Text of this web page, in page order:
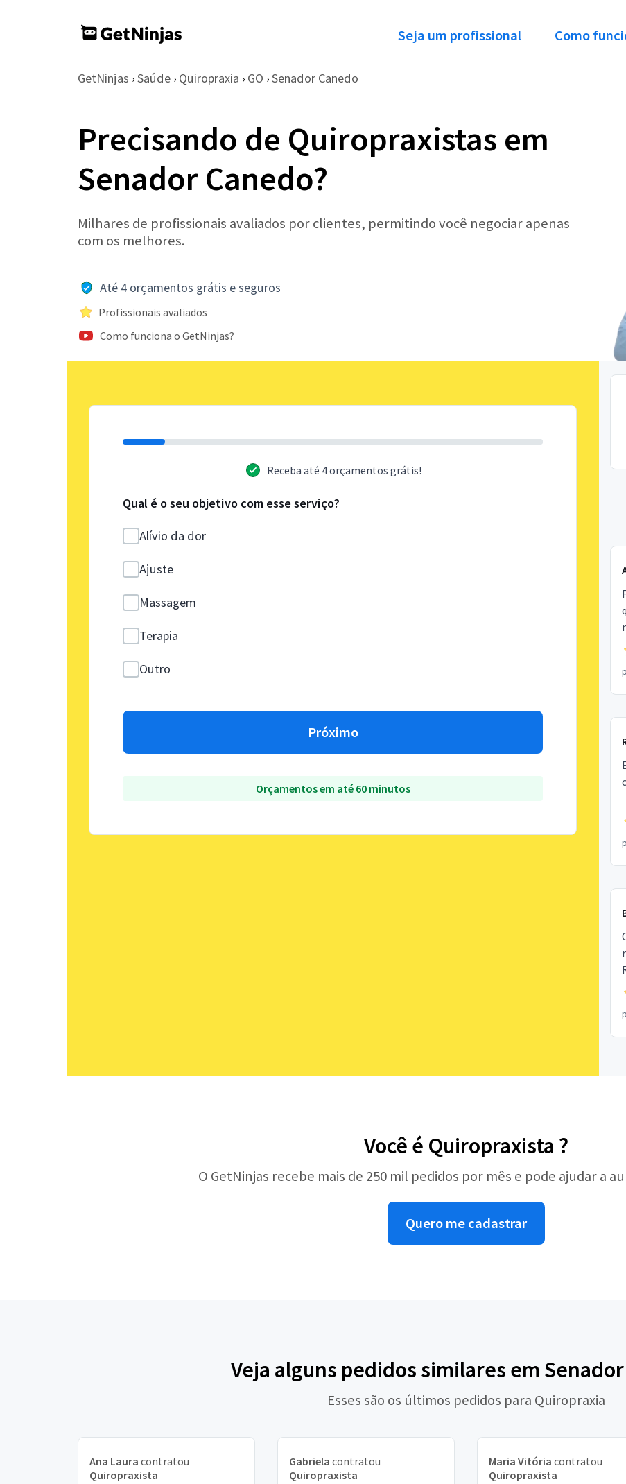
Seja um profissional Como
GetNinjas › Saúde › Quiropraxia › GO › Senador Canedo
Precisando de Quiropraxistas em
Senador Canedo?
Milhares de profissionais avaliados por clientes, permitindo você negociar apenas
com os melhores.
Até 4 orçamentos grátis e seguros
Profissionais avaliados
Como funciona o GetNinjas?
Receba até 4 orçamentos grátis!
Qual é o seu objetivo com esse serviço?
Alívio da dor
Ajuste
Massagem
Terapia
Outro
Próximo
Orçamentos em até 60 minutos
Você é Quiropraxista ?
O GetNinjas recebe mais de 250 mil pedidos por mês e pode ajudar a
Quero me cadastrar
Veja alguns pedidos similares em
Esses são os últimos pedidos para Quiropraxia
Ana Laura contratou
Quiropraxista
Gabriela contratou
Quiropraxista
Maria Vitória contratou
Quiropraxista